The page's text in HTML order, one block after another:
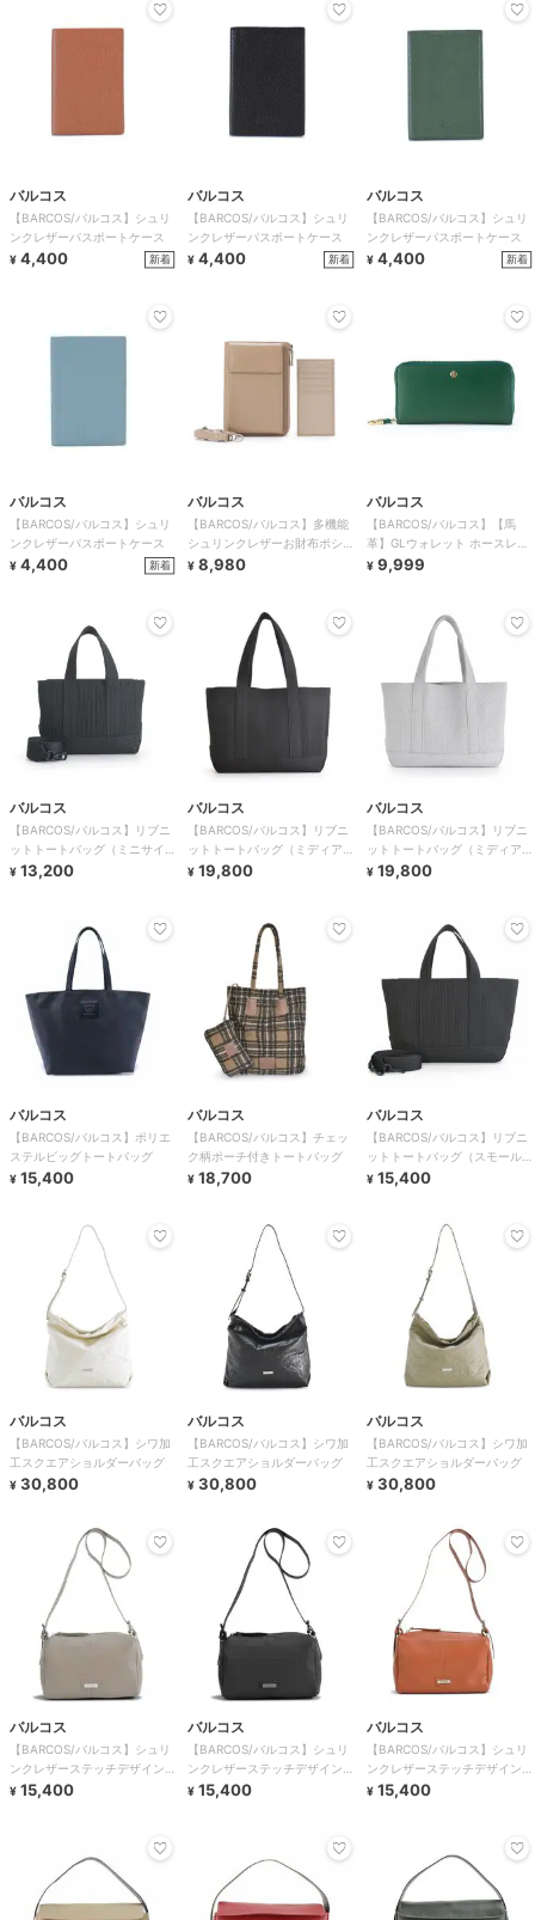
バルコス
【BARCOS/バルコス】シュリ
ンクレザーパスポートケース
¥ 4,400 新着
バルコス
【BARCOS/バルコス】シュリ
ンクレザーパスポートケース
¥ 4,400 新着
バルコス
【BARCOS/バルコス】シュリ
ンクレザーパスポートケース
¥ 4,400 新着
バルコス
【BARCOS/バルコス】シュリ
ンクレザーパスポートケース
¥ 4,400 新着
バルコス
【BARCOS/バルコス】多機能
シュリンクレザーお財布ポシェ
ット
¥ 8,980
バルコス
【BARCOS/バルコス】【馬
革】GLウォレット ホースレザ
ーコンパクト長財布＜カバロ
¥ 9,999
バルコス
【BARCOS/バルコス】リブニ
ットトートバッグ（ミニサイ
ズ）
¥ 13,200
バルコス
【BARCOS/バルコス】リブニ
ットトートバッグ（ミディアム
サイズ）
¥ 19,800
バルコス
【BARCOS/バルコス】リブニ
ットトートバッグ（ミディアム
サイズ）
¥ 19,800
バルコス
【BARCOS/バルコス】ポリエ
ステルビッグトートバッグ
¥ 15,400
バルコス
【BARCOS/バルコス】チェッ
ク柄ポーチ付きトートバッグ
¥ 18,700
バルコス
【BARCOS/バルコス】リブニ
ットトートバッグ（スモールサ
イズ）
¥ 15,400
バルコス
【BARCOS/バルコス】シワ加
工スクエアショルダーバッグ
¥ 30,800
バルコス
【BARCOS/バルコス】シワ加
工スクエアショルダーバッグ
¥ 30,800
バルコス
【BARCOS/バルコス】シワ加
工スクエアショルダーバッグ
¥ 30,800
バルコス
【BARCOS/バルコス】シュリ
ンクレザーステッチデザインシ
ョルダーバッグ
¥ 15,400
バルコス
【BARCOS/バルコス】シュリ
ンクレザーステッチデザインシ
ョルダーバッグ
¥ 15,400
バルコス
【BARCOS/バルコス】シュリ
ンクレザーステッチデザインシ
ョルダーバッグ
¥ 15,400